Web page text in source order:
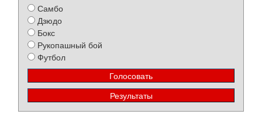
Самбо
Дзюдо
Бокс
Рукопашный бой
Футбол